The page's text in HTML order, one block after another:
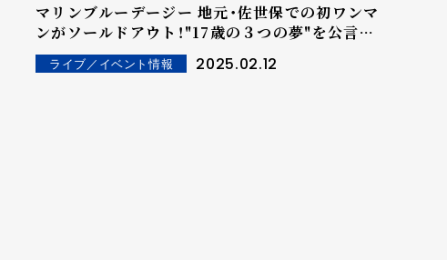
マリンブルーデージー 地元・佐世保での初ワンマ
ンがソールドアウト！"17歳の３つの夢"を公言ど
おり実現させた女子高生バンドの自主制作アル
バムが今夜24時より全国配信スタート！
ライブ／イベント情報 2025.02.12